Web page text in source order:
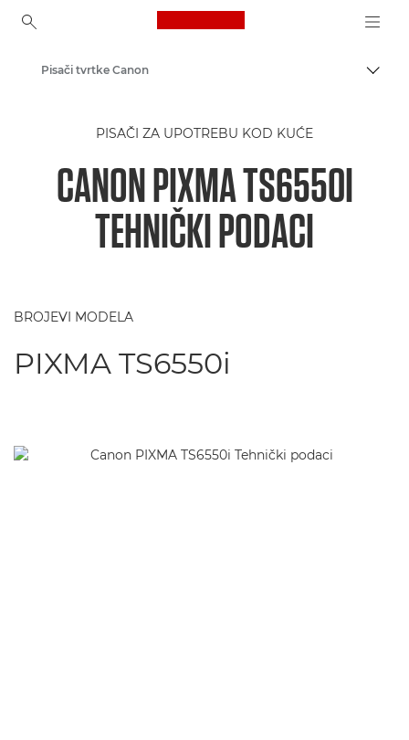
Canon Logo, back to
Pisači tvrtke Canon
PISAČI ZA UPOTREBU KOD KUĆE
CANON PIXMA TS6550I
TEHNIČKI PODACI
BROJEVI MODELA
PIXMA TS6550i